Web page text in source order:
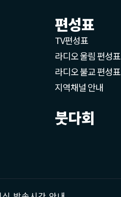
편성표
TV편성표
라디오 울림 편성표
라디오 불교 편성표
지역채널 안내
붓다회